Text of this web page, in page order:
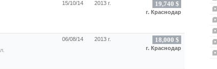
15/10/14 2013 г. 19,740 $
г. Краснодар
06/08/14 2013 г. 18,000 $
г. Краснодар